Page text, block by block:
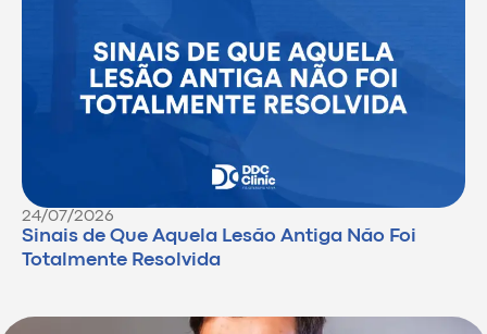
24/07/2026
Sinais de Que Aquela Lesão Antiga Não Foi
Totalmente Resolvida